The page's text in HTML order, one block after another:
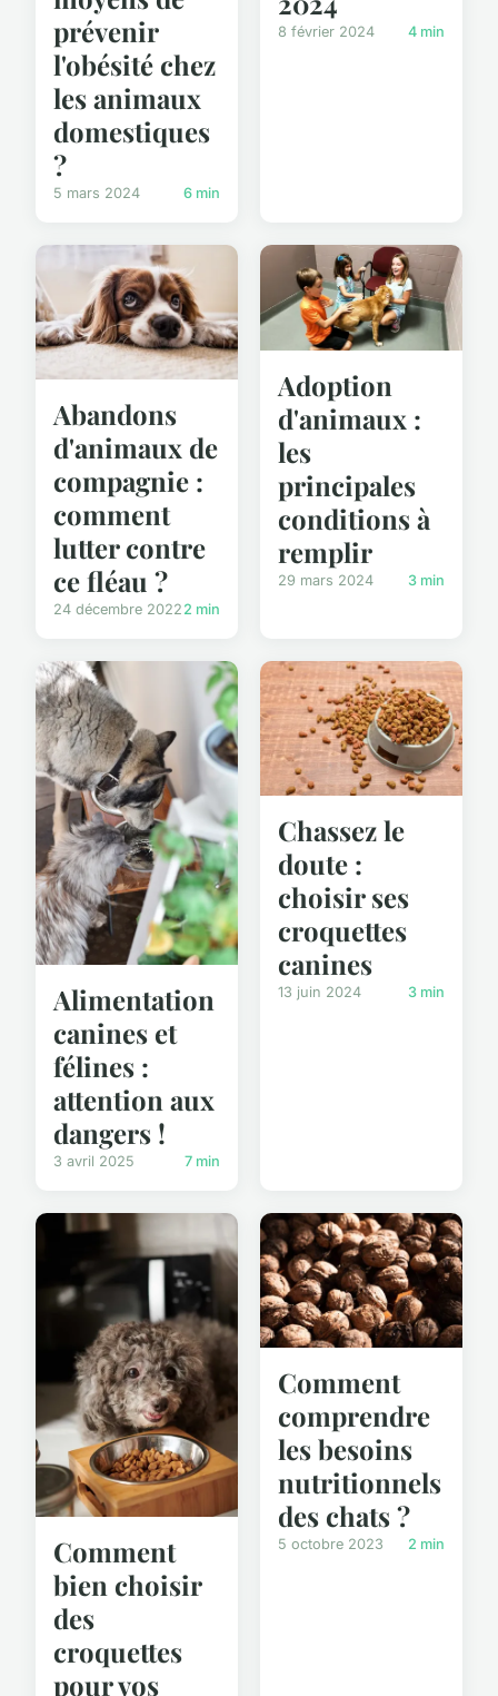
prévenir
l'obésité chez
les animaux
domestiques
?
5 mars 2024 6 min
8 février 2024 4 min
Abandons
d'animaux de
compagnie :
comment
lutter contre
ce fléau ?
24 décembre 2022 2 min
Adoption
d'animaux :
les
principales
conditions à
remplir
29 mars 2024 3 min
Alimentation
canines et
félines :
attention aux
dangers !
3 avril 2025 7 min
Chassez le
doute :
choisir ses
croquettes
canines
13 juin 2024 3 min
Comment
bien choisir
des
croquettes
pour vos
Comment
comprendre
les besoins
nutritionnels
des chats ?
5 octobre 2023 2 min